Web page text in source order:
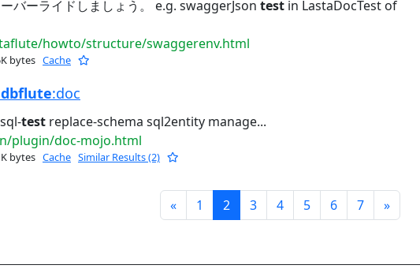
バーライドしましょう。 e.g. swaggerJson test in LastaDocTest of
howto/structure/swaggerenv.html
bytes Cache
dbflute:doc
test replace-schema sql2entity manage...
plugin/doc-mojo.html
bytes Cache Similar Results (2)
«Prev
1 2 3 4 5 6 7 Next
»